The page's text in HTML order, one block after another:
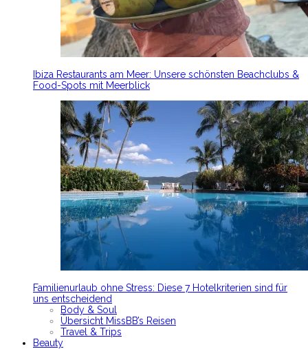
Ibiza Restaurants am Meer: Unsere schönsten Beachclubs &
Food-Spots mit Meerblick
Familienurlaub ohne Stress: Diese 7 Hotelkriterien sind für
uns entscheidend
Body & Soul
Übersicht MissBB’s Reisen
Travel & Trips
Beauty